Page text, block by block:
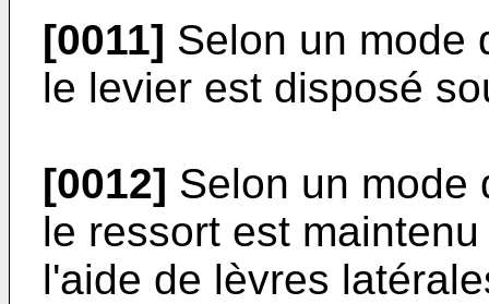
[0011] Selon un mode
le levier est disposé
[0012] Selon un mode
le ressort est
l'aide de lèvres